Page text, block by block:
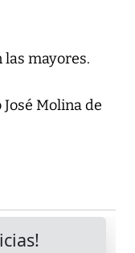
las mayores.
Molina de